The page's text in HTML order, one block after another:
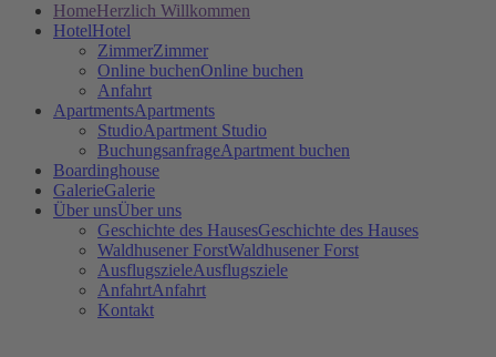
HomeHerzlich Willkommen
HotelHotel
ZimmerZimmer
Online buchenOnline buchen
Anfahrt
ApartmentsApartments
StudioApartment Studio
BuchungsanfrageApartment buchen
Boardinghouse
GalerieGalerie
Über unsÜber uns
Geschichte des HausesGeschichte des Hauses
Waldhusener ForstWaldhusener Forst
AusflugszieleAusflugsziele
AnfahrtAnfahrt
Kontakt